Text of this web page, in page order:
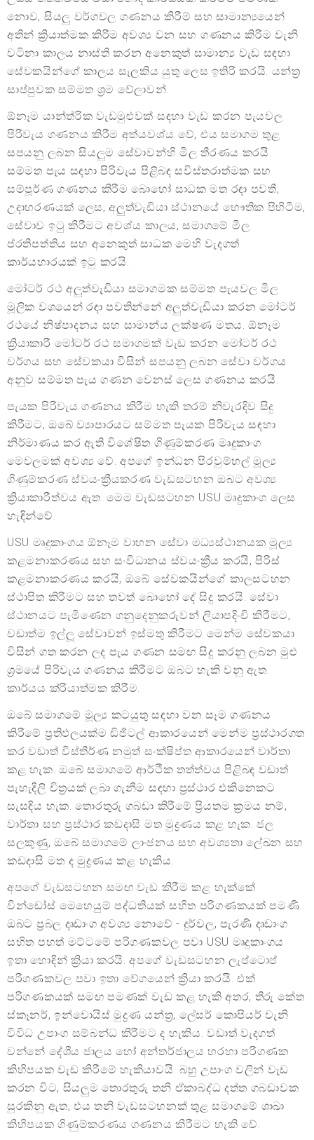
නොව, සියලු වර්ගවල ගණනය කිරීම් සහ සාමාන්‍යයෙන්
අතින් ක්‍රියාත්මක කිරීම අවශ්‍ය වන සහ ගණනය කිරීම වැනි
වටිනා කාලය නාස්ති කරන අනෙකුත් සාමාන්‍ය වැඩ සඳහා
සේවකයින්ගේ කාලය සැලකිය යුතු ලෙස ඉතිරි කරයි. යන්ත්‍ර
සාප්පුවක සම්මත ශ්‍රම වේලාවන්.
ඕනෑම යාන්ත්රික වැඩමුළුවක් සඳහා වැඩ කරන පැයවල
පිරිවැය ගණනය කිරීම අත්යවශ්ය වේ, එය සමාගම තුළ
සපයනු ලබන සියලුම සේවාවන්හි මිල තීරණය කරයි.
සම්මත පැය සඳහා පිරිවැය පිළිබඳ සවිස්තරාත්මක සහ
සම්පූර්ණ ගණනය කිරීම බොහෝ සාධක මත රඳා පවතී,
උදාහරණයක් ලෙස, අලුත්වැඩියා ස්ථානයේ භෞතික පිහිටීම,
සේවාව ඉටු කිරීමට අවශ්ය කාලය, සමාගමේ මිල
ප්රතිපත්තිය සහ අනෙකුත් සාධක මෙහි වැදගත්
කාර්යභාරයක් ඉටු කරයි.
මෝටර් රථ අලුත්වැඩියා සමාගමක සම්මත පැයවල මිල
මූලික වශයෙන් රඳා පවතින්නේ අලුත්වැඩියා කරන මෝටර්
රථයේ නිෂ්පාදනය සහ සාමාන්ය ලක්ෂණ මතය. ඕනෑම
ක්‍රියාකාරී මෝටර් රථ සමාගමක් වැඩ කරන මෝටර් රථ
වර්ගය සහ සේවකයා විසින් සපයනු ලබන සේවා වර්ගය
අනුව සම්මත පැය ගණන වෙනස් ලෙස ගණනය කරයි.
පැයක පිරිවැය ගණනය කිරීම හැකි තරම් නිවැරදිව සිදු
කිරීමට, ඔබේ ව්‍යාපාරයට සම්මත පැයක පිරිවැය සඳහා
නිර්මාණය කර ඇති විශේෂිත ගිණුම්කරණ මෘදුකාංග
මෙවලමක් අවශ්‍ය වේ. අපගේ ඉන්ධන පිරවුම්හල් මූල්‍ය
ගිණුම්කරණ ස්වයංක්‍රීයකරණ වැඩසටහන ඔබට අවශ්‍ය
ක්‍රියාකාරීත්වය ඇත. මෙම වැඩසටහන USU මෘදුකාංග ලෙස
හැඳින්වේ.
USU මෘදුකාංගය ඕනෑම වාහන සේවා මධ්‍යස්ථානයක මූල්‍ය
කළමනාකරණය සහ සංවිධානය ස්වයංක්‍රීය කරයි, පිරිස්
කළමනාකරණය කරයි, ඔබේ සේවකයින්ගේ කාලසටහන
ස්ථාපිත කිරීමට සහ තවත් බොහෝ දේ සිදු කරයි. සේවා
ස්ථානයට පැමිණෙන ගනුදෙනුකරුවන් ලියාපදිංචි කිරීමට,
වඩාත්ම ඉල්ලූ සේවාවන් ඉස්මතු කිරීමට මෙන්ම සේවකයා
විසින් ගත කරන ලද පැය ගණන සමඟ සිදු කරනු ලබන මුළු
ශ්‍රමයේ පිරිවැය ගණනය කිරීමට ඔබට හැකි වනු ඇත.
කාර්යය ක්රියාත්මක කිරීම.
ඔබේ සමාගමේ මූල්‍ය කටයුතු සඳහා වන සෑම ගණනය
කිරීමේ ප්‍රතිඵලයක්ම ඩිජිටල් ආකාරයෙන් මෙන්ම ප්‍රස්ථාරගත
කර වඩාත් විස්තීර්ණ නමුත් සංක්ෂිප්ත ආකාරයෙන් වාර්තා
කළ හැක. ඔබේ සමාගමේ ආර්ථික තත්ත්වය පිළිබඳ වඩාත්
පැහැදිලි චිත්‍රයක් ලබා ගැනීම සඳහා ප්‍රස්ථාර එකිනෙකට
සැසඳිය හැක. තොරතුරු ගබඩා කිරීමේ ප්‍රියතම ක්‍රමය නම්,
වාර්තා සහ ප්‍රස්ථාර කඩදාසි මත මුද්‍රණය කළ හැක. ජල
සලකුණු, ඔබේ සමාගමේ ලාංඡනය සහ අවශ්‍යතා ලේඛන සහ
කඩදාසි මත ද මුද්‍රණය කළ හැකිය.
අපගේ වැඩසටහන සමඟ වැඩ කිරීම කළ හැක්කේ
වින්ඩෝස් මෙහෙයුම් පද්ධතියක් සහිත පරිගණකයක් පමණි.
ඔබට ප්‍රබල දෘඩාංග අවශ්‍ය නොවේ - දුර්වල, පැරණි දෘඩාංග
සහිත පහත් මට්ටමේ පරිගණකවල පවා USU මෘදුකාංගය
ඉතා හොඳින් ක්‍රියා කරයි. අපගේ වැඩසටහන ලැප්ටොප්
පරිගණකවල පවා ඉතා වේගයෙන් ක්‍රියා කරයි. එක්
පරිගණකයක් සමඟ පමණක් වැඩ කළ හැකි අතර, තීරු කේත
ස්කෑනර්, ඉන්වොයිස් මුද්‍රණ යන්ත්‍ර, ලේසර් කොපියර් වැනි
විවිධ උපාංග සම්බන්ධ කිරීමට ද හැකිය. වඩාත් වැදගත්
වන්නේ දේශීය ජාලය හෝ අන්තර්ජාලය හරහා පරිගණක
කිහිපයක වැඩ කිරීමේ හැකියාවයි. බහු උපාංග වලින් වැඩ
කරන විට, සියලුම තොරතුරු තනි ඒකාබද්ධ දත්ත ගබඩාවක
සුරකිනු ඇත, එය තනි වැඩසටහනක් තුළ සමාගමේ ශාඛා
කිහිපයක ගිණුම්කරණය ගණනය කිරීමට හැකි වේ.